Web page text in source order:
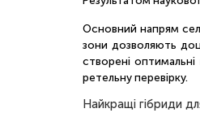
Основний напрям
зони дозволяють
створені
ретельну перевірку.
Найкращі гібриди